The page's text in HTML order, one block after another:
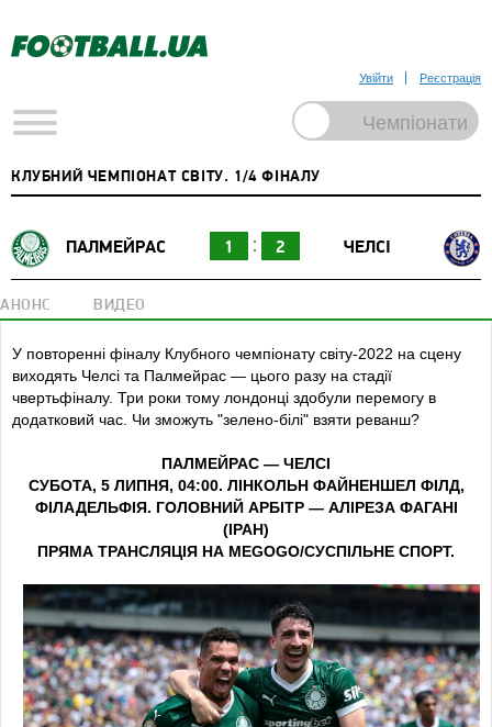
Увійти Реєстрація
КЛУБНИЙ ЧЕМПІОНАТ СВІТУ. 1/4 ФІНАЛУ
ПАЛМЕЙРАС 1 2 ЧЕЛСІ
АНОНС ВИДЕО
У повторенні фіналу Клубного чемпіонату світу‑2022 на сцену
виходять Челсі та Палмейрас — цього разу на стадії
чвертьфіналу. Три роки тому лондонці здобули перемогу в
додатковий час. Чи зможуть "зелено-білі" взяти реванш?
ПАЛМЕЙРАС — ЧЕЛСІ
СУБОТА, 5 ЛИПНЯ, 04:00. ЛІНКОЛЬН ФАЙНЕНШЕЛ ФІЛД,
ФІЛАДЕЛЬФІЯ. ГОЛОВНИЙ АРБІТР — АЛІРЕЗА ФАГАНІ
(ІРАН)
ПРЯМА ТРАНСЛЯЦІЯ НА MEGOGO/СУСПІЛЬНЕ СПОРТ.